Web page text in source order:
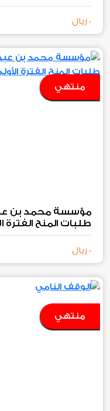
0 ريال
منتهي
مؤسسة محمد بن عبد
طلبات المنح الفترة
0 ريال
منتهي